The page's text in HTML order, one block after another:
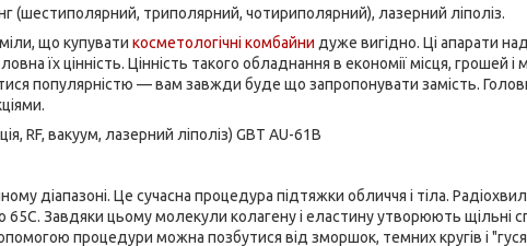
(шестиполярний, триполярний, чотириполярний), лазерний ліполіз.
що купувати косметологічні комбайни дуже вигідно. Ці апарати
їх цінність. Цінність такого обладнання в економії місця, грошей
популярністю — вам завжди буде що запропонувати замість.
діапазоні. Це сучасна процедура підтяжки обличчя і тіла.
65С. Завдяки цьому молекули колагену і еластину утворюють щільні
процедури можна позбутися від зморшок, темних кругів і